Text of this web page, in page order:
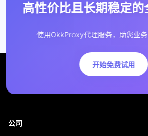
高性价比且长期稳定
使用OkkProxy代理服务，助您业
开始免费试用
公司